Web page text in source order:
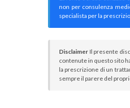
non per consulenza
specialista per la
Disclaimer Il presente
contenute in questo sito
la prescrizione di un
sempre il parere del